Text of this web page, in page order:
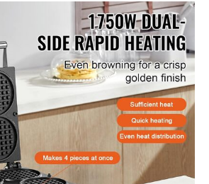
les réunions entre amis,
vous permettant
d'ajouter librement des
décorations comme du
chocolat et des bonbons
pour rehausser la saveur
des gaufres chaudes. Il
est également largement
applicable dans les cafés
et les restaurants haut
de gamme. Des gaufres
parfaitement cuites,